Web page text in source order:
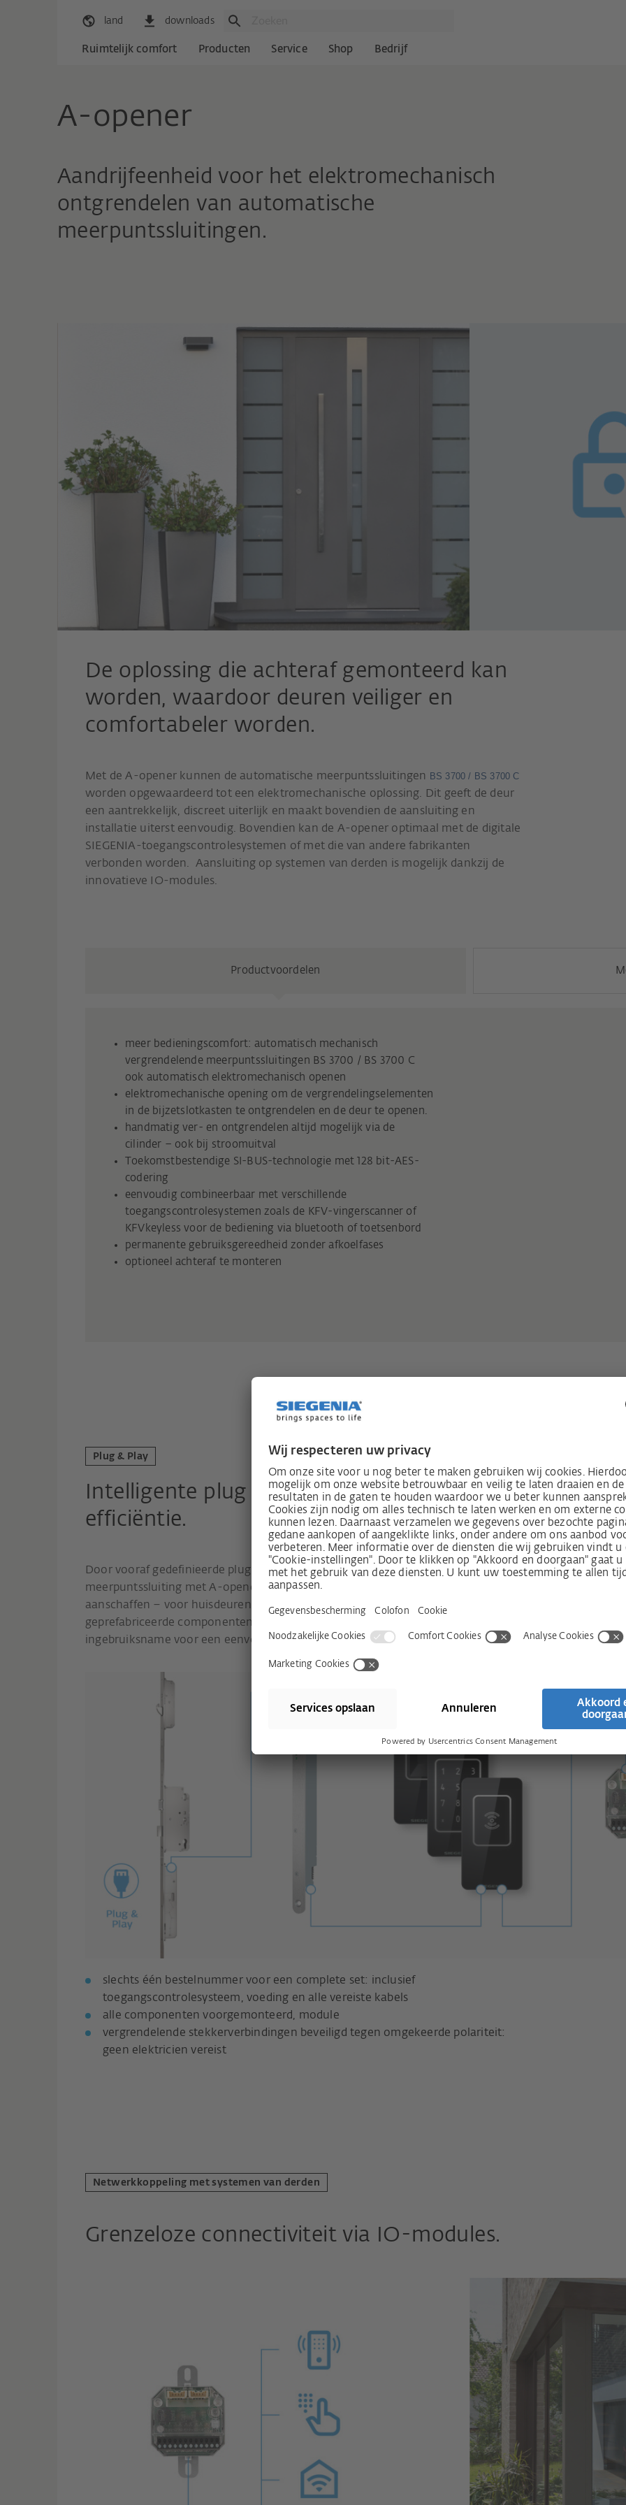
land downloads
Ruimtelijk comfort Producten Service Shop Bedrijf
A-opener
Aandrijfeenheid voor het elektromechanisch
ontgrendelen van automatische
meerpuntssluitingen.
De oplossing die achteraf gemonteerd kan
worden, waardoor deuren veiliger en
comfortabeler worden.
Met de A-opener kunnen de automatische meerpuntssluitingen BS 3700 / BS 3700 C
worden opgewaardeerd tot een elektromechanische oplossing. Dit geeft de deur
een aantrekkelijk, discreet uiterlijk en maakt bovendien de aansluiting en
installatie uiterst eenvoudig. Bovendien kan de A-opener optimaal met de digitale
SIEGENIA-toegangscontrolesystemen of met die van andere fabrikanten
verbonden worden. Aansluiting op systemen van derden is mogelijk dankzij de
innovatieve IO-modules.
Productvoordelen
meer bedieningscomfort: automatisch mechanisch
vergrendelende meerpuntssluitingen BS 3700 / BS 3700 C
ook automatisch elektromechanisch openen
elektromechanische opening om de vergrendelingselementen
in de bijzetslotkasten te ontgrendelen en de deur te openen.
handmatig ver- en ontgrendelen altijd mogelijk via de
cilinder – ook bij stroomuitval
Toekomstbestendige SI-BUS-technologie met 128 bit-AES-
codering
eenvoudig combineerbaar met verschillende
toegangscontrolesystemen zoals de KFV-vingerscanner of
KFVkeyless voor de bediening via bluetooth of toetsenbord
permanente gebruiksgereedheid zonder afkoelfases
optioneel achteraf te monteren
Plug & Play
Intelligente plug & play sets: gewoon meer
efficiëntie.
Door vooraf gedefinieerde plug & play sets kunt u alle voor de automatische
meerpuntssluiting met A-opener vereiste componenten via één bestelnummer
aanschaffen – voor huisdeuren in alle kozijnmaterialen en met talrijke
geprefabriceerde componenten. Dit zorgt van de bestelling tot en met de
ingebruiksname voor een eenvoudig, snel en foutloos verloop.
slechts één bestelnummer voor een complete set: inclusief
toegangscontrolesysteem, voeding en alle vereiste kabels
alle componenten voorgemonteerd, module
vergrendelende stekkerverbindingen beveiligd tegen omgekeerde polariteit:
geen elektricien vereist
Netwerkkoppeling met systemen van derden
Grenzeloze connectiviteit via IO-modules.